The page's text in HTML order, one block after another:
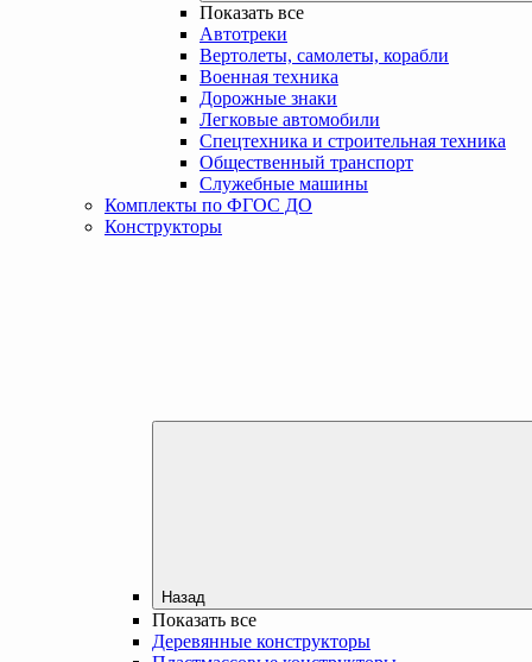
Показать все
Автотреки
Вертолеты, самолеты, корабли
Военная техника
Дорожные знаки
Легковые автомобили
Спецтехника и строительная техника
Общественный транспорт
Служебные машины
Комплекты по ФГОС ДО
Конструкторы
Назад
Показать все
Деревянные конструкторы